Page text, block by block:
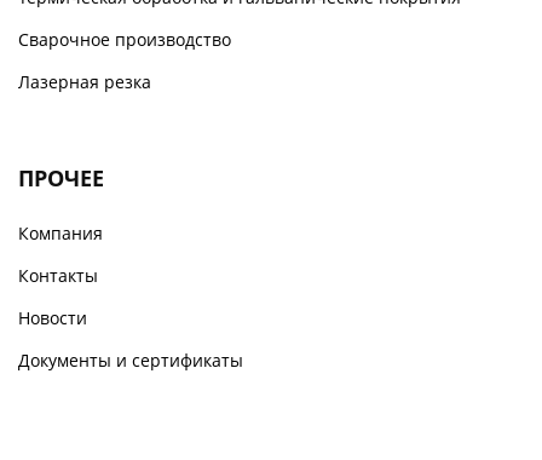
Сварочное производство
Лазерная резка
ПРОЧЕЕ
Компания
Контакты
Новости
Документы и сертификаты